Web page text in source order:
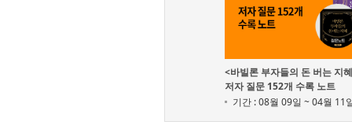
<바빌론 부자들의 돈 버는 지
저자 질문 152개 수록 노트
기간 : 08월 09일 ~ 04월 11